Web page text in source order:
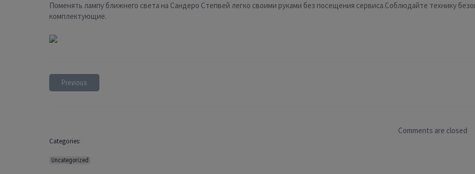
Поменять лампу ближнего света на Сандеро Степвей легко своими руками без посещения сервиса.Соблюдайте технику
комплектующие.
Previous
Categories:
Uncategorized
Comments are closed